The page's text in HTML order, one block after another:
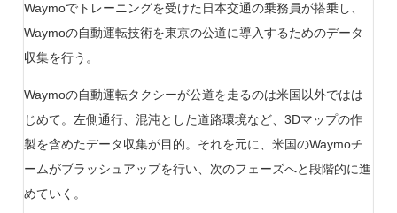
Waymoでトレーニングを受けた日本交通の乗務員が搭乗し、
Waymoの自動運転技術を東京の公道に導入するためのデータ
収集を行う。
Waymoの自動運転タクシーが公道を走るのは米国以外ではは
じめて。左側通行、混沌とした道路環境など、3Dマップの作
製を含めたデータ収集が目的。それを元に、米国のWaymoチ
ームがブラッシュアップを行い、次のフェーズへと段階的に進
めていく。